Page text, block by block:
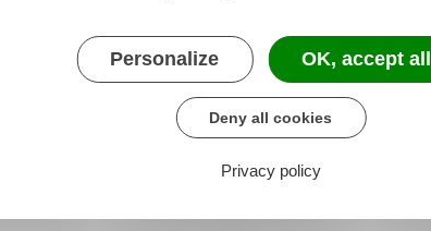
cesse ?
Personalize OK, accept all
Deny all cookies
Privacy policy